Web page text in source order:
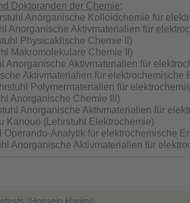
Doktoranden der Chemie:
Anorganische Kolloidchemie für
Anorganische Aktivmaterialien für
Physicaklische Chemie II)
Makromolekulare Chemie II)
Anorganische Aktivmaterialien für
Aktivmaterialien für elektrochemische
Polymermaterialien für
Anorganische Chemie III)
Anorganische Aktivmaterialien für
Kanouo (Lehrstuhl Elektrochemie)
Operando-Analytik für elektrochemische
Anorganische Aktivmaterialien für